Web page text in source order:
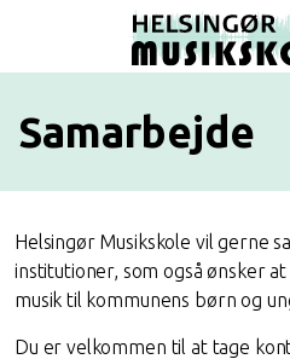
Samarbejde
Helsingør Musikskole vil gerne
institutioner, som også ønsker
musik til kommunens børn og
Du er velkommen til at tage